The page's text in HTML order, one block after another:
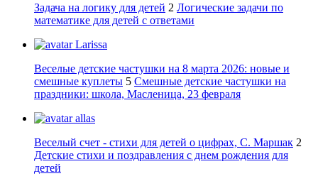
Задача на логику для детей 2 Логические задачи по
математике для детей с ответами
Larissa
Веселые детские частушки на 8 марта 2026: новые и
смешные куплеты 5 Смешные детские частушки на
праздники: школа, Масленица, 23 февраля
allas
Веселый счет - стихи для детей о цифрах, С. Маршак 2
Детские стихи и поздравления с днем рождения для
детей